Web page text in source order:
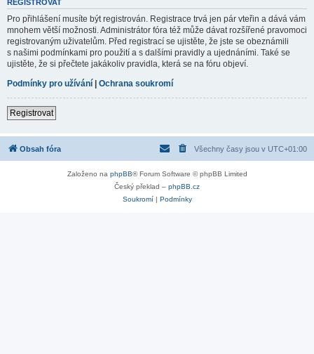
REGISTROVAT
Pro přihlášení musíte být registrován. Registrace trvá jen pár vteřin a dává vám
mnohem větší možnosti. Administrátor fóra též může dávat rozšířené pravomoci
registrovaným uživatelům. Před registrací se ujistěte, že jste se obeznámili
s našimi podmínkami pro použití a s dalšími pravidly a ujednáními. Také se
ujistěte, že si přečtete jakákoliv pravidla, která se na fóru objeví.
Podmínky pro užívání | Ochrana soukromí
Registrovat
Obsah fóra Všechny časy jsou v UTC+01:00
Založeno na phpBB® Forum Software © phpBB Limited
Český překlad – phpBB.cz
Soukromí| Podmínky